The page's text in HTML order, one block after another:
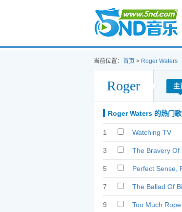
首页
当前位置： 首页 > Roger Waters
Roger
Waters
主
Roger Waters 的热门
1 Watching TV
3
The Bravery Of
5 Perfect Sense,
7 The Ballad Of
9 Too Much Rope